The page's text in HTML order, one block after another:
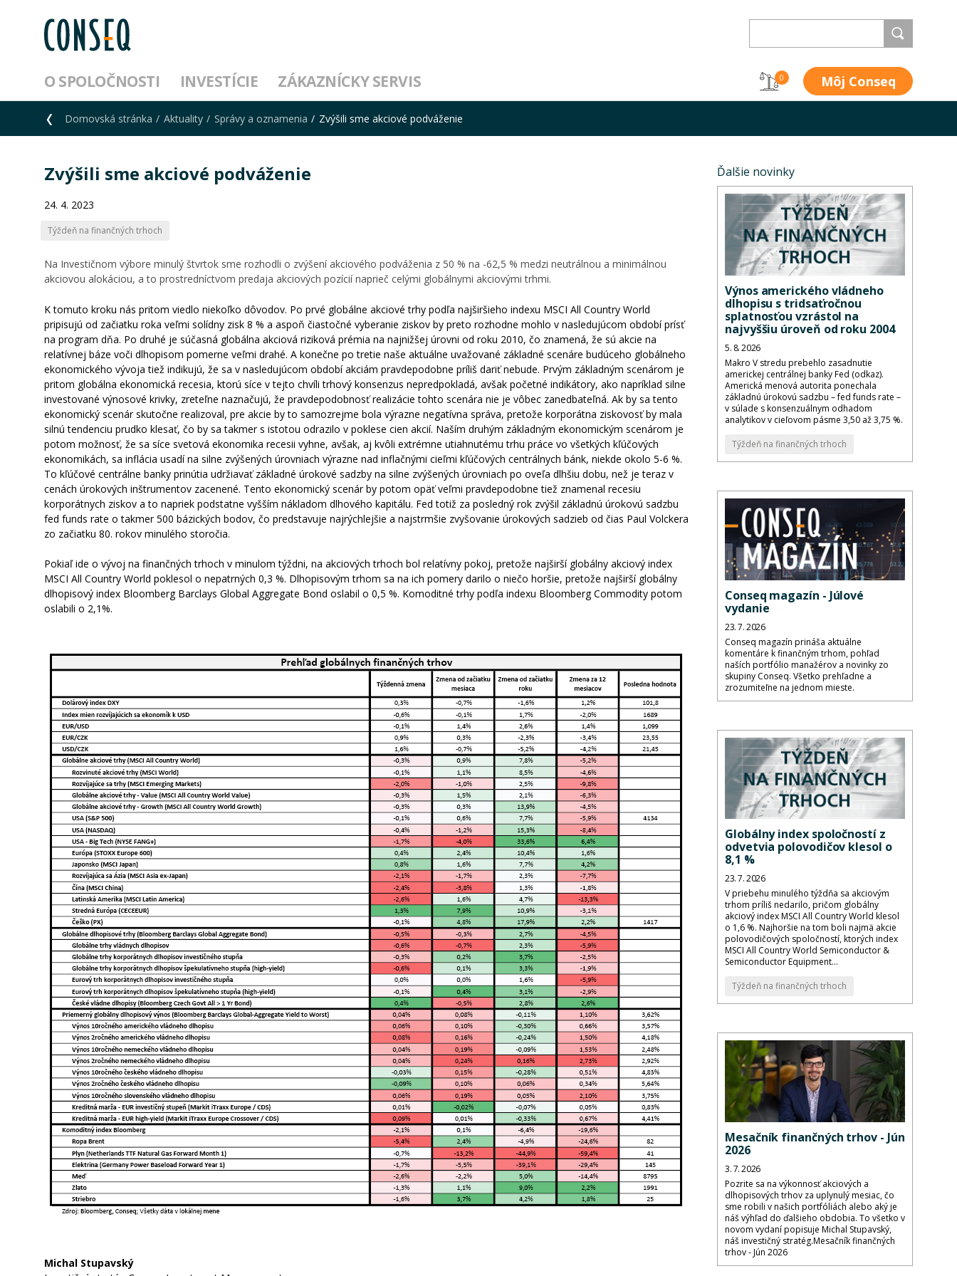
O SPOLOČNOSTI INVESTÍCIE ZÁKAZNÍCKY SERVIS 0 Môj Conseq
Domovská stránka Aktuality Správy a oznamenia Zvýšili sme akciové podváženie
Zvýšili sme akciové podváženie
24. 4. 2023
Týždeň na finančných trhoch
Na Investičnom výbore minulý štvrtok sme rozhodli o zvýšení akciového podváženia z 50 % na -62,5 % medzi neutrálnou a minimálnou
akciovou alokáciou, a to prostredníctvom predaja akciových pozícií naprieč celými globálnymi akciovými trhmi.
K tomuto kroku nás pritom viedlo niekoľko dôvodov. Po prvé globálne akciové trhy podľa najširšieho indexu MSCI All Country World
pripisujú od začiatku roka veľmi solídny zisk 8 % a aspoň čiastočné vyberanie ziskov by preto rozhodne mohlo v nasledujúcom období prísť
na program dňa. Po druhé je súčasná globálna akciová riziková prémia na najnižšej úrovni od roku 2010, čo znamená, že sú akcie na
relatívnej báze voči dlhopisom pomerne veľmi drahé. A konečne po tretie naše aktuálne uvažované základné scenáre budúceho globálneho
ekonomického vývoja tiež indikujú, že sa v nasledujúcom období akciám pravdepodobne príliš dariť nebude. Prvým základným scenárom je
pritom globálna ekonomická recesia, ktorú síce v tejto chvíli trhový konsenzus nepredpokladá, avšak početné indikátory, ako napríklad silne
investované výnosové krivky, zreteľne naznačujú, že pravdepodobnosť realizácie tohto scenára nie je vôbec zanedbateľná. Ak by sa tento
ekonomický scenár skutočne realizoval, pre akcie by to samozrejme bola výrazne negatívna správa, pretože korporátna ziskovosť by mala
silnú tendenciu prudko klesať, čo by sa takmer s istotou odrazilo v poklese cien akcií. Naším druhým základným ekonomickým scenárom je
potom možnosť, že sa síce svetová ekonomika recesii vyhne, avšak, aj kvôli extrémne utiahnutému trhu práce vo všetkých kľúčových
ekonomikách, sa inflácia usadí na silne zvýšených úrovniach výrazne nad inflačnými cieľmi kľúčových centrálnych bánk, niekde okolo 5-6 %.
To kľúčové centrálne banky prinútia udržiavať základné úrokové sadzby na silne zvýšených úrovniach po oveľa dlhšiu dobu, než je teraz v
cenách úrokových inštrumentov zacenené. Tento ekonomický scenár by potom opäť veľmi pravdepodobne tiež znamenal recesiu
korporátnych ziskov a to napriek podstatne vyšším nákladom dlhového kapitálu. Fed totiž za posledný rok zvýšil základnú úrokovú sadzbu
fed funds rate o takmer 500 bázických bodov, čo predstavuje najrýchlejšie a najstrmšie zvyšovanie úrokových sadzieb od čias Paul Volckera
zo začiatku 80. rokov minulého storočia.
Pokiaľ ide o vývoj na finančných trhoch v minulom týždni, na akciových trhoch bol relatívny pokoj, pretože najširší globálny akciový index
MSCI All Country World poklesol o nepatrných 0,3 %. Dlhopisovým trhom sa na ich pomery darilo o niečo horšie, pretože najširší globálny
dlhopisový index Bloomberg Barclays Global Aggregate Bond oslabil o 0,5 %. Komoditné trhy podľa indexu Bloomberg Commodity potom
oslabili o 2,1%.
Michal Stupavský
Ďalšie novinky
Výnos amerického vládneho
dlhopisu s tridsaťročnou
splatnosťou vzrástol na
najvyššiu úroveň od roku 2004
5. 8. 2026
Makro V stredu prebehlo zasadnutie
americkej centrálnej banky Fed (odkaz).
Americká menová autorita ponechala
základnú úrokovú sadzbu – fed funds rate –
v súlade s konsenzuálnym odhadom
analytikov v cieľovom pásme 3,50 až 3,75 %.
Týždeň na finančných trhoch
Conseq magazín - Júlové
vydanie
23. 7. 2026
Conseq magazín prináša aktuálne
komentáre k finančným trhom, pohľad
naších portfólio manažérov a novinky zo
skupiny Conseq. Všetko prehľadne a
zrozumiteľne na jednom mieste.
Globálny index spoločností z
odvetvia polovodičov klesol o
8,1 %
23. 7. 2026
V priebehu minulého týždňa sa akciovým
trhom príliš nedarilo, pričom globálny
akciový index MSCI All Country World klesol
o 1,6 %. Najhoršie na tom boli najmä akcie
polovodičových spoločností, ktorých index
MSCI All Country World Semiconductor &
Semiconductor Equipment...
Týždeň na finančných trhoch
Mesačník finančných trhov - Jún
2026
3. 7. 2026
Pozrite sa na výkonnosť akciových a
dlhopisových trhov za uplynulý mesiac, čo
sme robili v našich portfóliách alebo aký je
náš výhľad do ďalšieho obdobia. To všetko v
novom vydaní popisuje Michal Stupavský,
náš investičný stratég.Mesačník finančných
trhov - Jún 2026